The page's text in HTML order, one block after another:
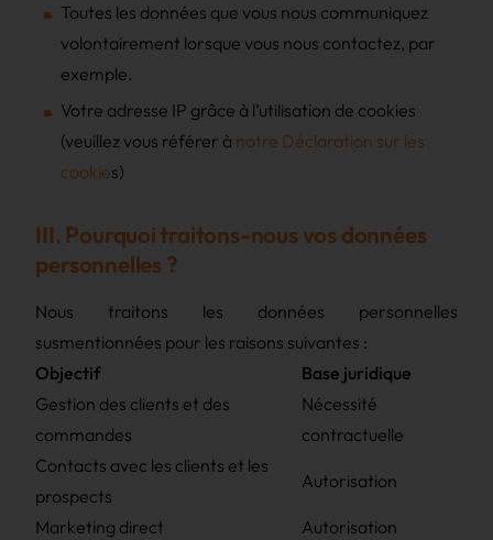
Toutes les données que vous nous communiquez
volontairement lorsque vous nous contactez, par
exemple.
Votre adresse IP grâce à l’utilisation de cookies
(veuillez vous référer à notre Déclaration sur les
cookies)
III. Pourquoi traitons-nous vos données
personnelles ?
Nous traitons les données personnelles
susmentionnées pour les raisons suivantes :
Objectif
Base juridique
Gestion des clients et des
commandes
Nécessité
contractuelle
Contacts avec les clients et les
prospects
Autorisation
Marketing direct
Autorisation